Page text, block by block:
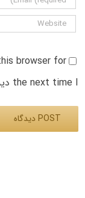
browser for
the next time I دیدگاه.